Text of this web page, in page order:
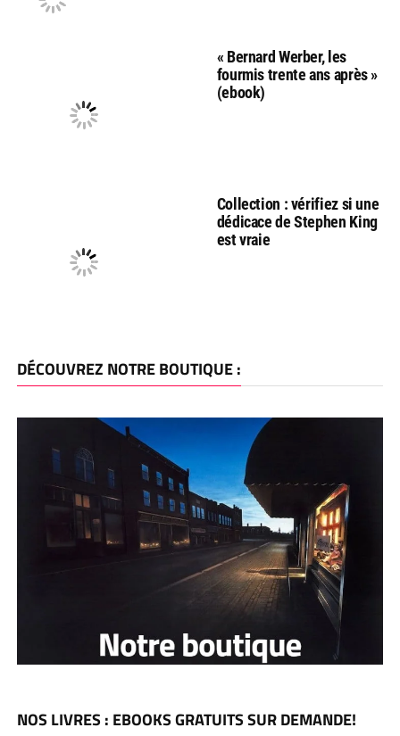
« Bernard Werber, les
fourmis trente ans après »
(ebook)
Collection : vérifiez si une
dédicace de Stephen King
est vraie
DÉCOUVREZ NOTRE BOUTIQUE :
NOS LIVRES : EBOOKS GRATUITS SUR DEMANDE!